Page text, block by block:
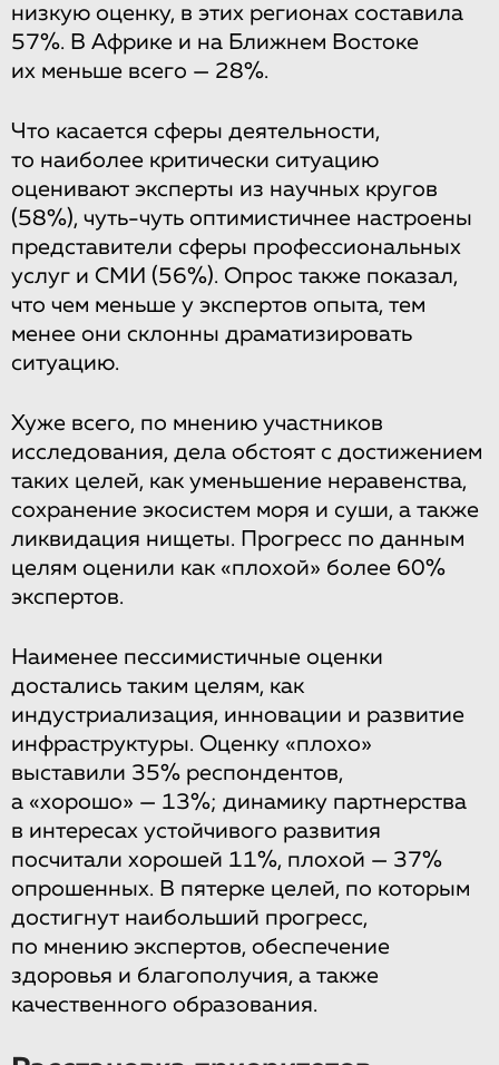
низкую оценку, в этих регионах составила
57%. В Африке и на Ближнем Востоке
их меньше всего — 28%.
Что касается сферы деятельности,
то наиболее критически ситуацию
оценивают эксперты из научных кругов
(58%), чуть-чуть оптимистичнее настроены
представители сферы профессиональных
услуг и СМИ (56%). Опрос также показал,
что чем меньше у экспертов опыта, тем
менее они склонны драматизировать
ситуацию.
Хуже всего, по мнению участников
исследования, дела обстоят с достижением
таких целей, как уменьшение неравенства,
сохранение экосистем моря и суши, а также
ликвидация нищеты. Прогресс по данным
целям оценили как «плохой» более 60%
экспертов.
Наименее пессимистичные оценки
достались таким целям, как
индустриализация, инновации и развитие
инфраструктуры. Оценку «плохо»
выставили 35% респондентов,
а «хорошо» — 13%; динамику партнерства
в интересах устойчивого развития
посчитали хорошей 11%, плохой — 37%
опрошенных. В пятерке целей, по которым
достигнут наибольший прогресс,
по мнению экспертов, обеспечение
здоровья и благополучия, а также
качественного образования.